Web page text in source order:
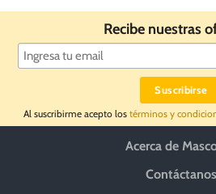
Recibe nuestras
Al suscribirme acepto los términos y
Acerca de
Contáctanos